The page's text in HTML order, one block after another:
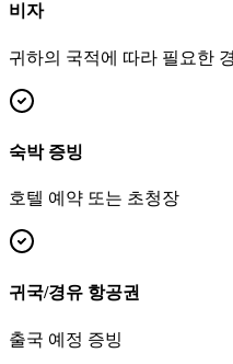
비자
귀하의 국적에 따라 필요한
숙박 증빙
호텔 예약 또는 초청장
귀국/경유 항공권
출국 예정 증빙